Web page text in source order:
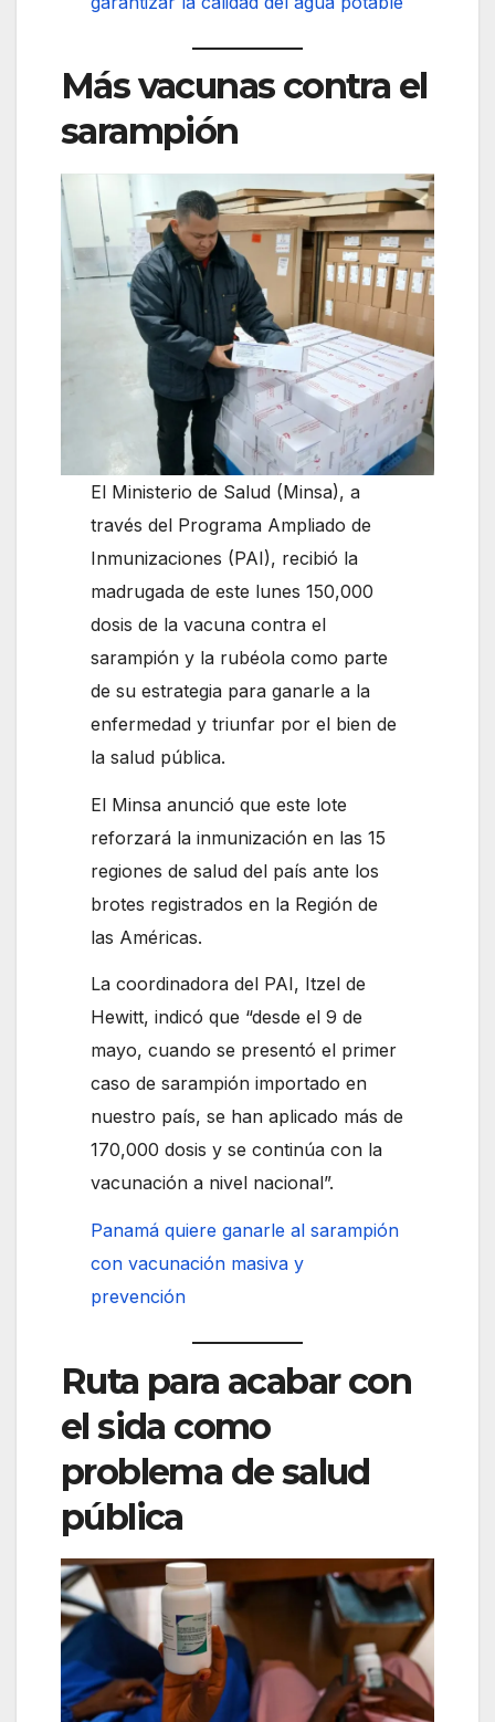
Más vacunas contra el
sarampión
El Ministerio de Salud (Minsa), a
través del Programa Ampliado de
Inmunizaciones (PAI), recibió la
madrugada de este lunes 150,000
dosis de la vacuna contra el
sarampión y la rubéola como parte
de su estrategia para ganarle a la
enfermedad y triunfar por el bien de
la salud pública.
El Minsa anunció que este lote
reforzará la inmunización en las 15
regiones de salud del país ante los
brotes registrados en la Región de
las Américas.
La coordinadora del PAI, Itzel de
Hewitt, indicó que “desde el 9 de
mayo, cuando se presentó el primer
caso de sarampión importado en
nuestro país, se han aplicado más de
170,000 dosis y se continúa con la
vacunación a nivel nacional”.
Panamá quiere ganarle al sarampión
con vacunación masiva y
prevención
Ruta para acabar con
el sida como
problema de salud
pública